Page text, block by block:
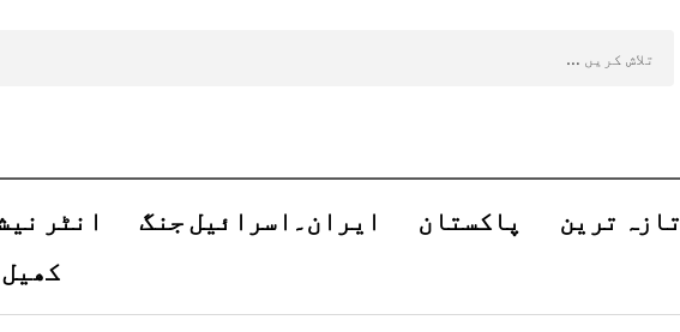
تازہ ترین پاکستان ایران۔اسرائیل جنگ انٹر
کھیل